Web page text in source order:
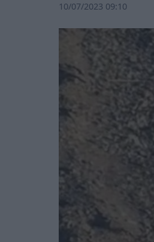
10/07/2023 09:10